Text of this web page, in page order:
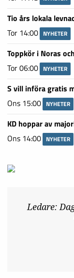
Tio års lokala
Tor 14:00 NYHETER
Toppkör i Noras
Tor 06:00 NYHETER
S vill införa gratis
Ons 15:00 NYHETER
KD hoppar av
Ons 14:00 NYHETER
Ledare: